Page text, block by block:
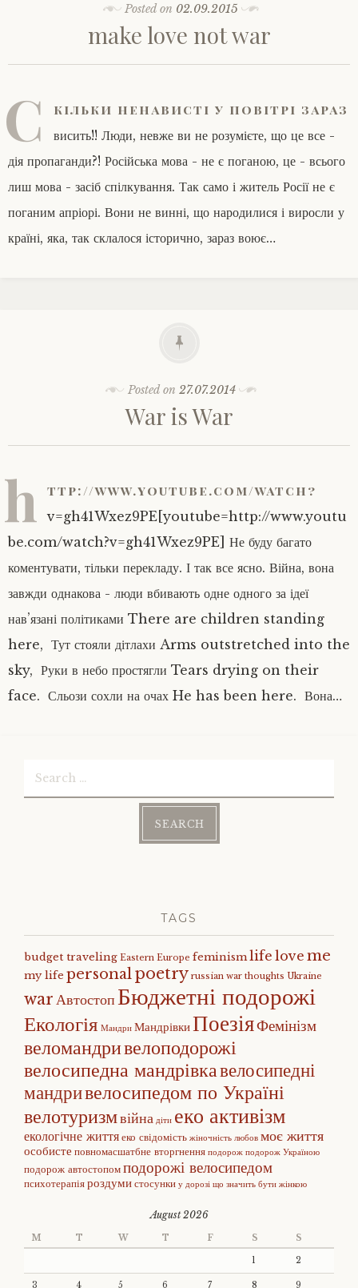
Posted on 02.09.2015
make love not war
С кільки ненависті у повітрі зараз
висить!! Люди, невже ви не розумієте, що це все -
дія пропаганди?! Російська мова - не є поганою, це - всього
лиш мова - засіб спілкування. Так само і житель Росії не є
поганим апріорі. Вони не винні, що народилися і виросли у
країні, яка, так склалося історично, зараз воює…
Posted on 27.07.2014
War is War
h ttp://www.youtube.com/watch?
v=gh41Wxez9PE[youtube=http://www.youtu
be.com/watch?v=gh41Wxez9PE] Не буду багато
коментувати, тільки перекладу. І так все ясно. Війна, вона
завжди однакова - люди вбивають одне одного за ідеї
нав’язані політиками There are children standing
here, Тут стояли дітлахи Arms outstretched into the
sky, Руки в небо простягли Tears drying on their
face. Сльози сохли на очах He has been here. Вона…
TAGS
budget traveling Eastern Europe feminismlife love me
my life personalpoetry russian war thoughts Ukraine
warАвтостопБюджетні подорожі
Екологія Мандри МандрівкиПоезіяФемінізм
веломандривелоподорожі
велосипедна мандрівкавелосипедні
мандривелосипедом по Україні
велотуризмвійна діти еко активізм
екологічне життяеко свідомість жіночність любов моє життя
особисте повномасшатбне вторгнення подорож подорож Україною
подорож автостопомподорожі велосипедом
психотерапіяроздумистосунки у дорозі що значить бути жінкою
August 2026
M T W T F S S
1 2
3 4 5 6 7 8 9